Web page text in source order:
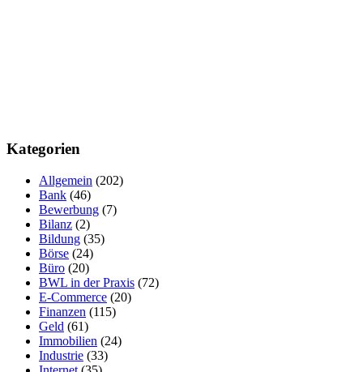
Kategorien
Allgemein (202)
Bank (46)
Bewerbung (7)
Bilanz (2)
Bildung (35)
Börse (24)
Büro (20)
BWL in der Praxis (72)
E-Commerce (20)
Finanzen (115)
Geld (61)
Immobilien (24)
Industrie (33)